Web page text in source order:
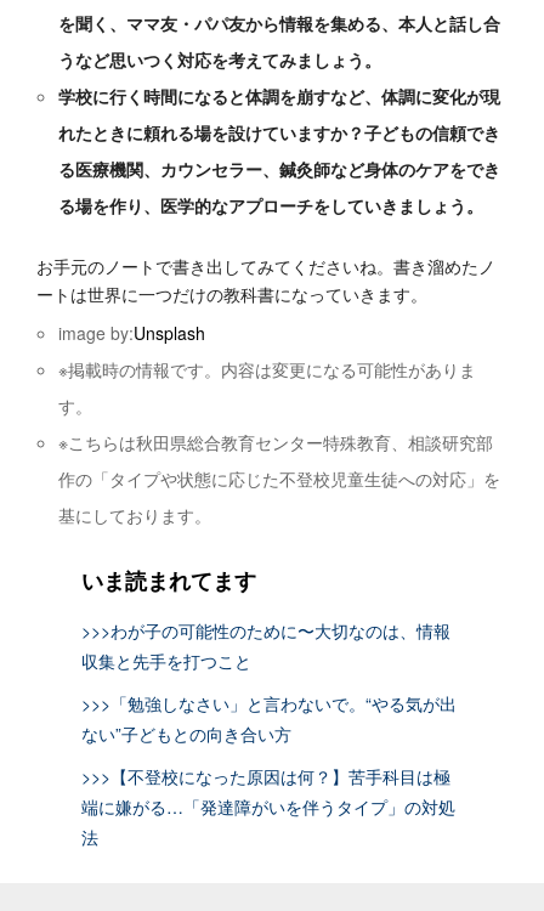
を聞く、ママ友・パパ友から情報を集める、本人と話し合
うなど思いつく対応を考えてみましょう。
学校に行く時間になると体調を崩すなど、体調に変化が現
れたときに頼れる場を設けていますか？子どもの信頼でき
る医療機関、カウンセラー、鍼灸師など身体のケアをでき
る場を作り、医学的なアプローチをしていきましょう。
お手元のノートで書き出してみてくださいね。書き溜めたノ
ートは世界に一つだけの教科書になっていきます。
image by:Unsplash
※掲載時の情報です。内容は変更になる可能性がありま
す。
※こちらは秋田県総合教育センター特殊教育、相談研究部
作の「タイプや状態に応じた不登校児童生徒への対応」を
基にしております。
いま読まれてます
>>>わが子の可能性のために〜大切なのは、情報
収集と先手を打つこと
>>>「勉強しなさい」と言わないで。“やる気が出
ない”子どもとの向き合い方
>>>【不登校になった原因は何？】苦手科目は極
端に嫌がる…「発達障がいを伴うタイプ」の対処
法